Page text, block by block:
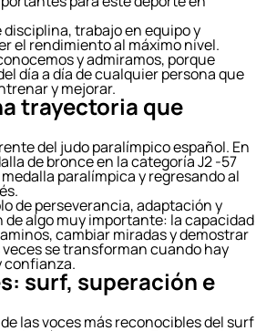
trabajo en equipo y
el rendimiento al máximo nivel.
y admiramos, porque
día a día de cualquier persona que
y mejorar.
trayectoria que
del judo paralímpico español. En
de bronce en la categoría J2 -57
paralímpica y regresando al
de perseverancia, adaptación y
algo muy importante: la capacidad
cambiar miradas y demostrar
se transforman cuando hay
confianza.
surf, superación e
las voces más reconocibles del surf